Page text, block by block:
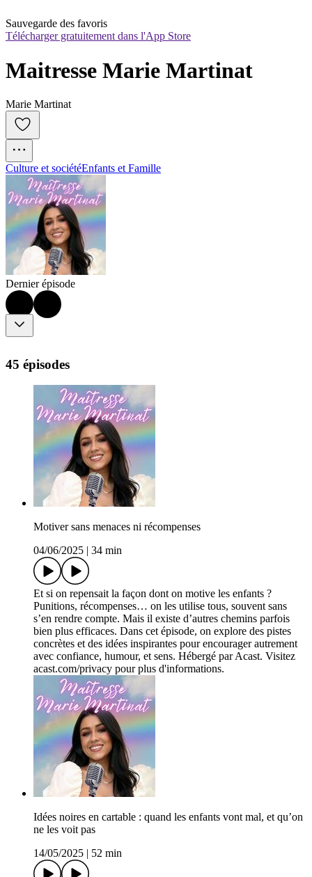
Sauvegarde des favoris
Télécharger gratuitement dans l'App Store
Maitresse Marie Martinat
Marie Martinat
Culture et sociétéEnfants et Famille
Dernier épisode
45 épisodes
Motiver sans menaces ni récompenses
04/06/2025
34 min
Et si on repensait la façon dont on motive les enfants ?
Punitions, récompenses… on les utilise tous, souvent sans
s’en rendre compte. Mais il existe d’autres chemins parfois
bien plus efficaces. Dans cet épisode, on explore des pistes
concrètes et des idées inspirantes pour encourager autrement
avec confiance, humour, et sens. Hébergé par Acast. Visitez
acast.com/privacy pour plus d'informations.
Idées noires en cartable : quand les enfants vont mal, et qu’on
ne les voit pas
14/05/2025
52 min